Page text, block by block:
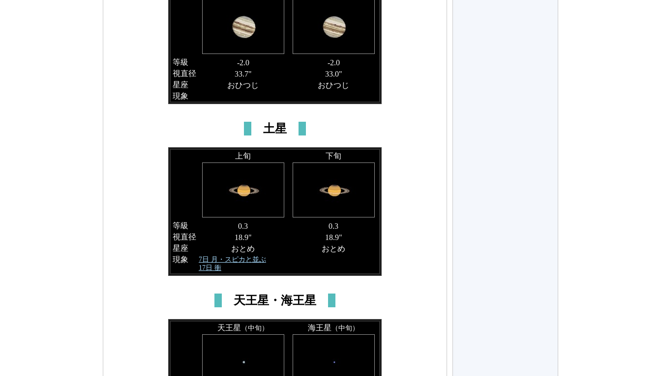
等級 -2.0
-2.0
視直径
33.7"
33.0"
星座
おひつじ
おひつじ
現象
土星
上旬 下旬
等級 0.3
0.3
視直径
18.9"
18.9"
星座
おとめ
おとめ
現象
7日 月・スピカと並ぶ
17日 衝
天王星・海王星
天王星 （中旬） 海王星 （中旬）